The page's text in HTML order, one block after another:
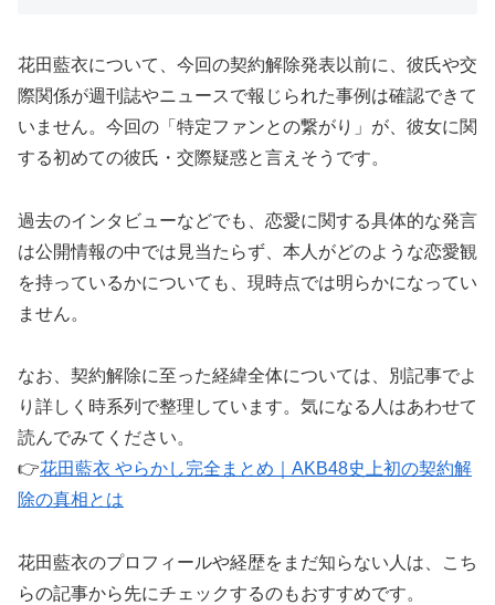
花田藍衣について、今回の契約解除発表以前に、彼氏や交
際関係が週刊誌やニュースで報じられた事例は確認できて
いません。今回の「特定ファンとの繋がり」が、彼女に関
する初めての彼氏・交際疑惑と言えそうです。
過去のインタビューなどでも、恋愛に関する具体的な発言
は公開情報の中では見当たらず、本人がどのような恋愛観
を持っているかについても、現時点では明らかになってい
ません。
なお、契約解除に至った経緯全体については、別記事でよ
り詳しく時系列で整理しています。気になる人はあわせて
読んでみてください。
👉花田藍衣 やらかし完全まとめ｜AKB48史上初の契約解
除の真相とは
花田藍衣のプロフィールや経歴をまだ知らない人は、こち
らの記事から先にチェックするのもおすすめです。